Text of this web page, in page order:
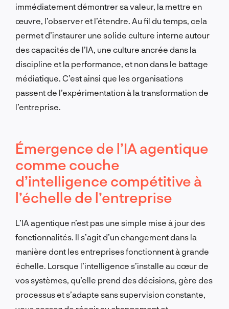
immédiatement démontrer sa valeur, la mettre en
œuvre, l’observer et l’étendre. Au fil du temps, cela
permet d’instaurer une solide culture interne autour
des capacités de l’IA, une culture ancrée dans la
discipline et la performance, et non dans le battage
médiatique. C’est ainsi que les organisations
passent de l’expérimentation à la transformation de
l’entreprise.
Émergence de l’IA agentique
comme couche
d’intelligence compétitive à
l’échelle de l’entreprise
L’IA agentique n’est pas une simple mise à jour des
fonctionnalités. Il s’agit d’un changement dans la
manière dont les entreprises fonctionnent à grande
échelle. Lorsque l’intelligence s’installe au cœur de
vos systèmes, qu’elle prend des décisions, gère des
processus et s’adapte sans supervision constante,